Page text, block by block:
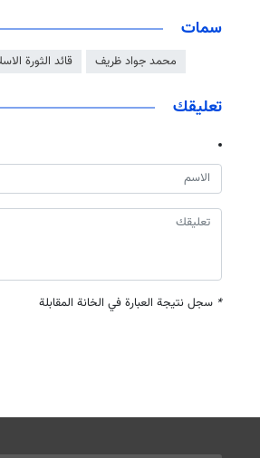
سمات
محمد جواد ظريف قائد الثورة
تعليقك
* سجل نتيجة العبارة في الخانة المقابلة